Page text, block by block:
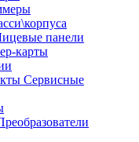
панели
карты
Сервисные